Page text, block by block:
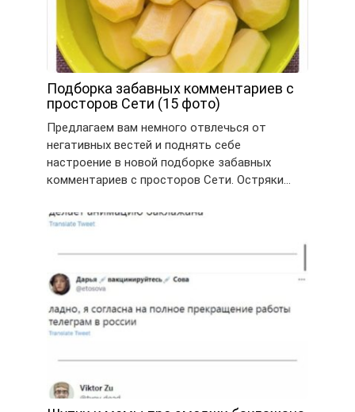
Подборка забавных комментариев с
просторов Сети (15 фото)
Предлагаем вам немного отвлечься от
негативных вестей и поднять себе
настроение в новой подборке забавных
комментариев с просторов Сети. Остряки…